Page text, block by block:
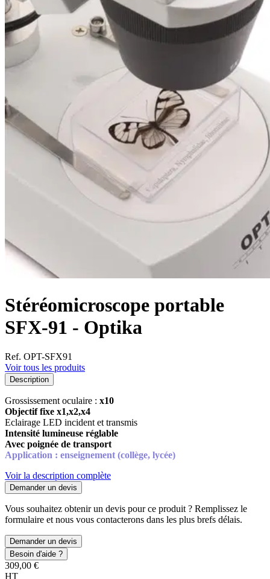
Stéréomicroscope portable
SFX-91 - Optika
Ref. OPT-SFX91
Voir tous les produits
Description
Grossissement oculaire : x10
Objectif fixe x1,x2,x4
Eclairage LED incident et transmis
Intensité lumineuse réglable
Avec poignée de transport
Application : enseignement (collège, lycée)
Voir la description complète
Demander un devis
Vous souhaitez obtenir un devis pour ce produit ? Remplissez le
formulaire et nous vous contacterons dans les plus brefs délais.
Demander un devis
Besoin d'aide ?
309,00 €
HT